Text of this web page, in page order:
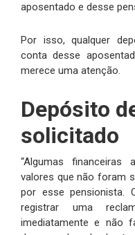
aposentado e desse
Por isso, qualquer
conta desse
merece uma atenção.
Depósito
solicitado
“Algumas financeiras
valores que não foram
por esse pensionista.
registrar uma
imediatamente e não